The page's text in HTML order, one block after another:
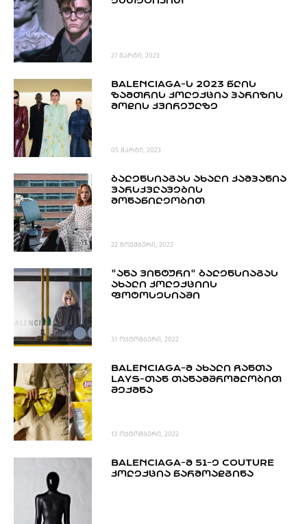
PROJECTS
TV
LIBRARY
SHOP
ᲒᲐᲛᲝᲒᲕᲧᲔᲕᲘ
ᲙᲝᲜᲢᲐᲥᲢᲘ
INFO@HAMMOCKMAGAZINE.GE
ᲩᲕᲔᲜ
STUDIO
27 მარტი, 2023
BALENCIAGA-Ს 2023 ᲬᲚᲘᲡ
ᲖᲐᲛᲗᲠᲘᲡ ᲙᲝᲚᲔᲥᲪᲘᲐ ᲞᲐᲠᲘᲖᲘᲡ
ᲛᲝᲓᲘᲡ ᲙᲕᲘᲠᲔᲣᲚᲖᲔ
05 მარტი, 2023
ᲑᲐᲚᲔᲜᲡᲘᲐᲒᲐᲡ ᲐᲮᲐᲚᲘ ᲙᲐᲛᲞᲐᲜᲘᲐ
ᲕᲐᲠᲡᲙᲕᲚᲐᲕᲔᲑᲘᲡ
ᲛᲝᲜᲐᲬᲘᲚᲔᲝᲑᲘᲗ
22 ნოემბერი, 2022
"ᲐᲜᲐ ᲕᲘᲜᲢᲣᲠᲘ" ᲑᲐᲚᲔᲜᲡᲘᲐᲒᲐᲡ
ᲐᲮᲐᲚᲘ ᲙᲝᲚᲔᲥᲪᲘᲘᲡ
ᲤᲝᲢᲝᲡᲔᲡᲘᲐᲨᲘ
31 ოქტომბერი, 2022
BALENCIAGA-Მ ᲐᲮᲐᲚᲘ ᲩᲐᲜᲗᲐ
LAYS-ᲗᲐᲜ ᲗᲐᲜᲐᲛᲨᲠᲝᲛᲚᲝᲑᲘᲗ
ᲨᲔᲥᲛᲜᲐ
13 ოქტომბერი, 2022
BALENCIAGA-Მ 51-Ე COUTURE
ᲙᲝᲚᲔᲥᲪᲘᲐ ᲬᲐᲠᲛᲝᲐᲓᲒᲘᲜᲐ